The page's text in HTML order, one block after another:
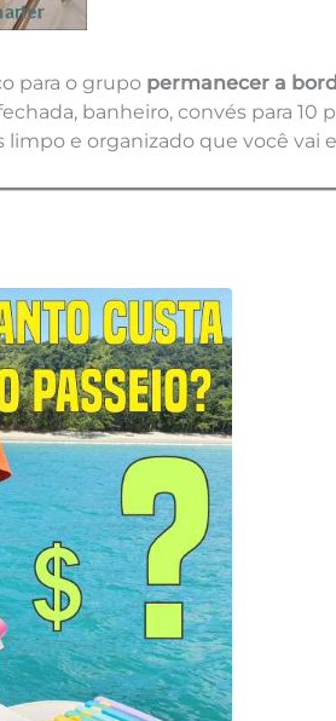
para o grupo permanecer a
banheiro, convés para
limpo e organizado que você vai